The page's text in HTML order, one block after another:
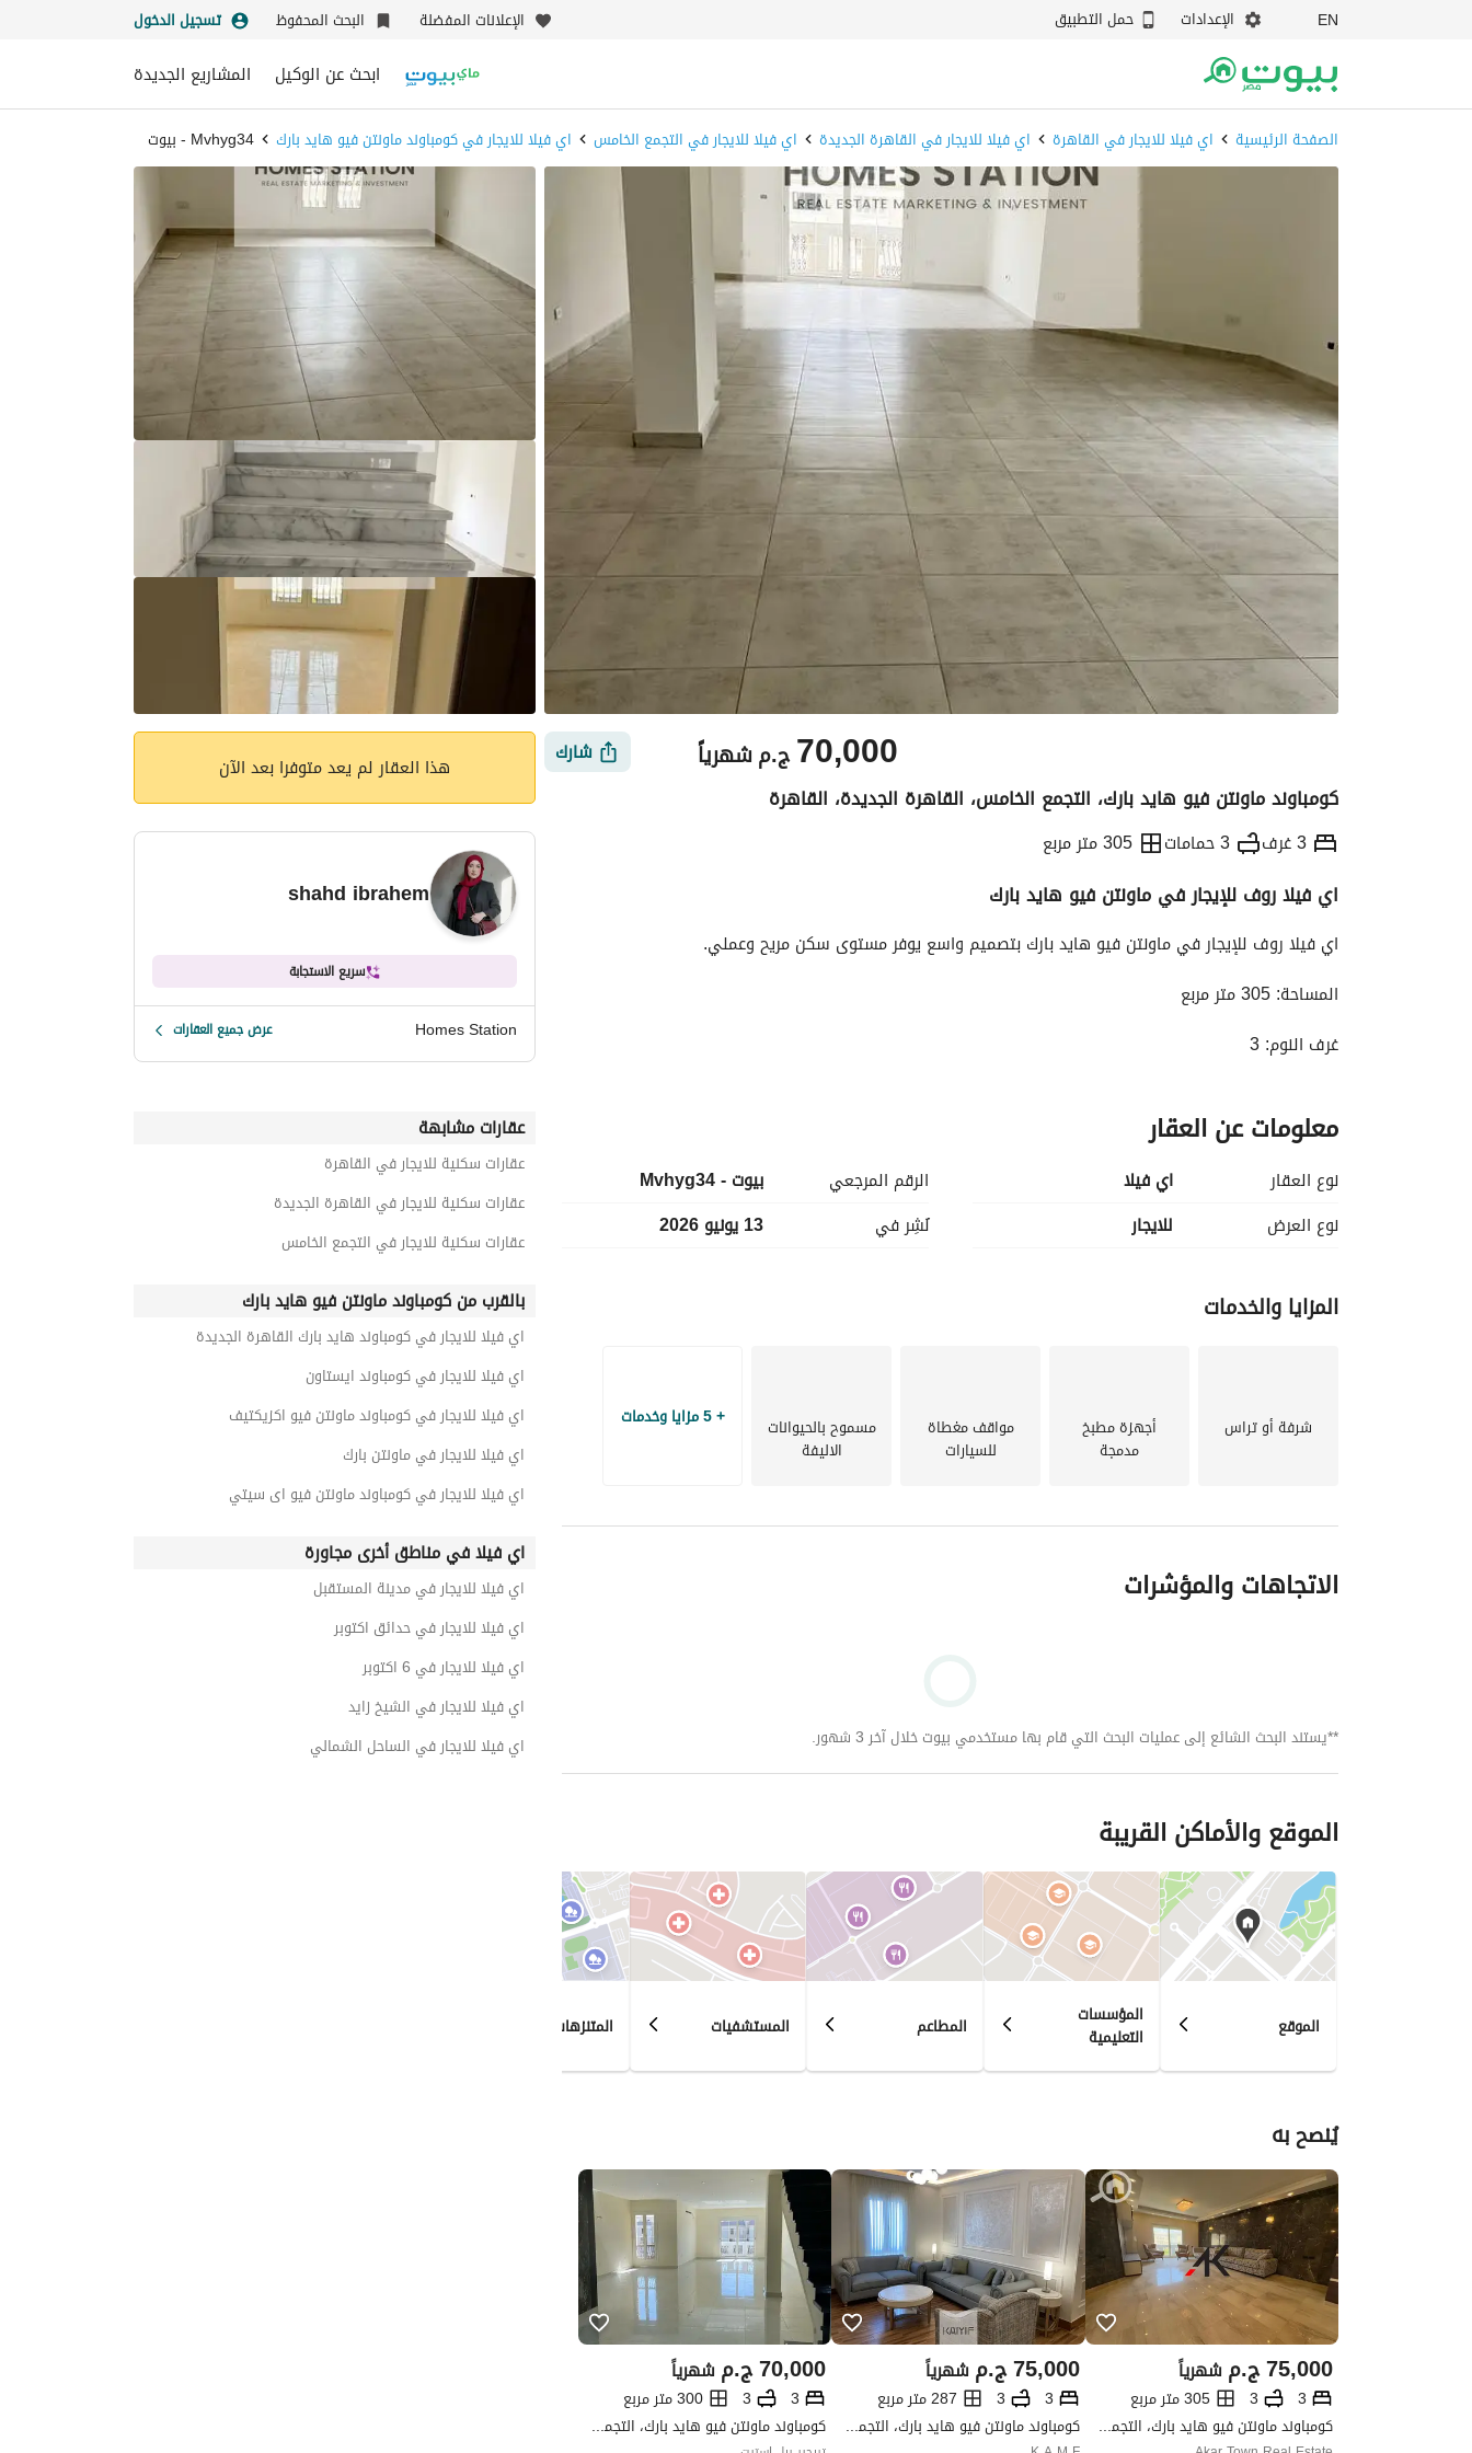
EN الإعدادات حمل التطبيق الإعلانات المفضلة البحث المحفوظ تسجيل الدخول
ابحث عن الوكيل المشاريع الجديدة
الصفحة الرئيسية اي فيلا للايجار في القاهرة اي فيلا للايجار في القاهرة الجديدة اي فيلا للايجار في التجمع الخامس اي فيلا للايجار في كومباوند ماونتن فيو هايد بارك Mvhyg34 - بيوت
ج.م70,000 شهرياً شارك
كومباوند ماونتن فيو هايد بارك، التجمع الخامس، القاهرة الجديدة، القاهرة
3 غرف 3 حمامات 305 متر مربع
الاتجاهات والمؤشرات
اي فيلا روف للإيجار في ماونتن فيو هايد بارك
اي فيلا روف للإيجار في ماونتن فيو هايد بارك بتصميم واسع يوفر مستوى سكن مريح وعملي.
المساحة: 305 متر مربع
غرف النوم: 3
غرفة ناني
مطبخ فقط
السعر: 70,000 جنيه شهرياً
الخضراء الواسعة مع موقع قريب من الطرق الرئيسية والخدمات.
معلومات عن العقار
نوع العقار
اي فيلا
نوع العرض
للايجار
الرقم المرجعي
بيوت - Mvhyg34
نُشِر في
13 يونيو 2026
المزايا والخدمات
شرفة أو تراس أجهزة مطبخ
مدمجة
مواقف مغطاة
للسيارات
مسموح بالحيوانات
الاليفة
+ 5 مزايا وخدمات
الاتجاهات والمؤشرات
**يستند البحث الشائع إلى عمليات البحث التي قام بها مستخدمي بيوت خلال آخر 3 شهور.
الموقع والأماكن القريبة
الموقع المؤسسات
التعليمية المطاعم المستشفيات المتنزهات
يُنصح به
ج.م75,000 شهرياً
3
3
305 متر مربع
كومباوند ماونتن فيو هايد بارك، التجمع الخامس، القاهرة الجديدة، القاهرة
ج.م75,000 شهرياً
3
3
287 متر مربع
كومباوند ماونتن فيو هايد بارك، التجمع الخامس، القاهرة الجديدة، القاهرة
ج.م70,000 شهرياً
3
3
300 متر مربع
كومباوند ماونتن فيو هايد بارك، التجمع الخامس، القاهرة الجديدة، القاهرة
هذا العقار لم يعد متوفرا بعد الآن
shahd ibrahem
سريع الاستجابة
Homes Station عرض جميع العقارات
عقارات مشابهة
عقارات سكنية للايجار في القاهرة
عقارات سكنية للايجار في القاهرة الجديدة
عقارات سكنية للايجار في التجمع الخامس
بالقرب من كومباوند ماونتن فيو هايد بارك
اي فيلا للايجار في كومباوند هايد بارك القاهرة الجديدة
اي فيلا للايجار في كومباوند ايستاون
اي فيلا للايجار في كومباوند ماونتن فيو اكزيكتيف
اي فيلا للايجار في ماونتن بارك
اي فيلا للايجار في كومباوند ماونتن فيو اى سيتي
اي فيلا في مناطق أخرى مجاورة
اي فيلا للايجار في مدينة المستقبل
اي فيلا للايجار في حدائق اكتوبر
اي فيلا للايجار في 6 اكتوبر
اي فيلا للايجار في الشيخ زايد
اي فيلا للايجار في الساحل الشمالي